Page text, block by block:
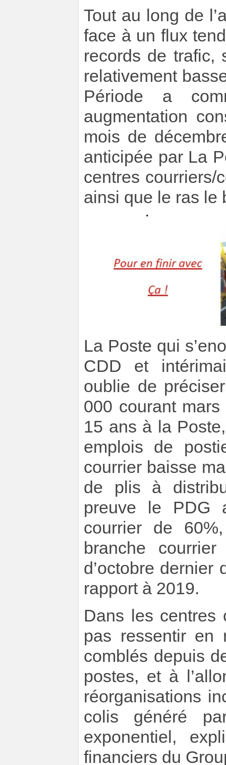
Tout au long de
face à un flux
records de trafic,
relativement
Période a
augmentation
mois de
anticipée par La
centres courriers/
ainsi que le ras le
La Poste qui
CDD et
oublie de
000 courant
15 ans à la
emplois de
courrier baisse
de plis à
preuve le PDG
courrier de
branche
d’octobre dernier
rapport à 2019.
Dans les centres
pas ressentir en
comblés depuis
postes, et à
réorganisations
colis généré
exponentiel,
financiers du